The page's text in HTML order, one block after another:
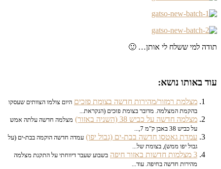
תודה למי ששלח לי אותן… 🙂
עוד באותו נושא:
מצלמת רמזור/מהירות חדשה בצומת פזכים היום צולמו הצוותים שעסקו
בהקמת המצלמה. מדובר בצומת פזכים (הנקראת...
מצלמה חדשה על כביש 38 (השניה באזור)
מצלמה חדשה עלתה אמש
על כביש 38 באבן ק"מ 7,...
עמדת גאטסו חדשה בבת-ים (גבול יפו) עמדה חדשה הוקמה בבת-ים (על
גבול יפו ממש), בצומת של...
3 מצלמות חדשות באזור חיפה
בשבוע שעבר דיווחתי על התקנת מצלמה
מהירות חדשה בחיפה. עוד...